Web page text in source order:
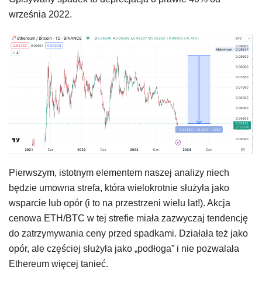
września 2022.
Pierwszym, istotnym elementem naszej analizy niech
będzie umowna strefa, która wielokrotnie służyła jako
wsparcie lub opór (i to na przestrzeni wielu lat!). Akcja
cenowa ETH/BTC w tej strefie miała zazwyczaj tendencję
do zatrzymywania ceny przed spadkami. Działała też jako
opór, ale częściej służyła jako „podłoga” i nie pozwalała
Ethereum więcej tanieć.